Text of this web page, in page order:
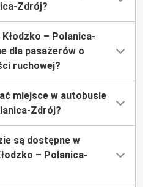
Zdrój?
– Polanica-
dla pasażerów o
ruchowej?
miejsce w autobusie
Zdrój?
są dostępne w
– Polanica-